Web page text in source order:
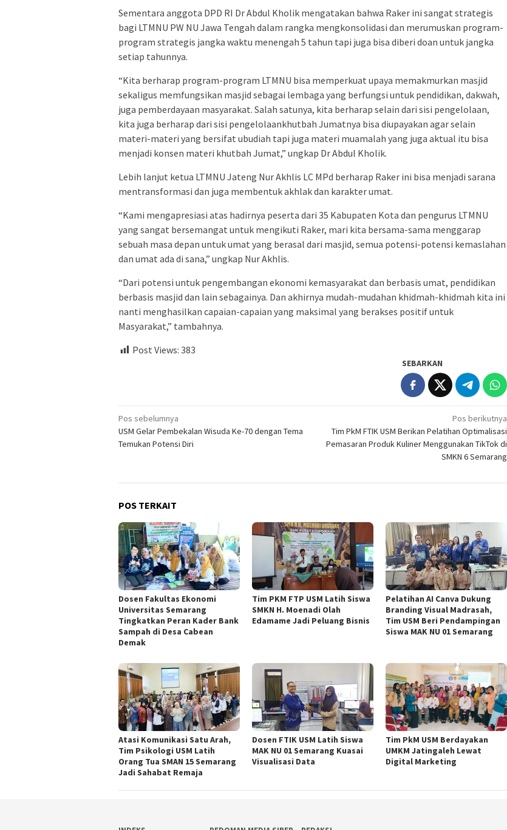
Sementara anggota DPD RI Dr Abdul Kholik mengatakan bahwa Raker ini sangat strategis
bagi LTMNU PW NU Jawa Tengah dalam rangka mengkonsolidasi dan merumuskan program-
program strategis jangka waktu menengah 5 tahun tapi juga bisa diberi doan untuk jangka
setiap tahunnya.
“Kita berharap program-program LTMNU bisa memperkuat upaya memakmurkan masjid
sekaligus memfungsikan masjid sebagai lembaga yang berfungsi untuk pendidikan, dakwah,
juga pemberdayaan masyarakat. Salah satunya, kita berharap selain dari sisi pengelolaan,
kita juga berharap dari sisi pengelolaankhutbah Jumatnya bisa diupayakan agar selain
materi-materi yang bersifat ubudiah tapi juga materi muamalah yang juga aktual itu bisa
menjadi konsen materi khutbah Jumat,” ungkap Dr Abdul Kholik.
Lebih lanjut ketua LTMNU Jateng Nur Akhlis LC MPd berharap Raker ini bisa menjadi sarana
mentransformasi dan juga membentuk akhlak dan karakter umat.
“Kami mengapresiasi atas hadirnya peserta dari 35 Kabupaten Kota dan pengurus LTMNU
yang sangat bersemangat untuk mengikuti Raker, mari kita bersama-sama menggarap
sebuah masa depan untuk umat yang berasal dari masjid, semua potensi-potensi kemaslahan
dan umat ada di sana,” ungkap Nur Akhlis.
“Dari potensi untuk pengembangan ekonomi kemasyarakat dan berbasis umat, pendidikan
berbasis masjid dan lain sebagainya. Dan akhirnya mudah-mudahan khidmah-khidmah kita ini
nanti menghasilkan capaian-capaian yang maksimal yang berakses positif untuk
Masyarakat,” tambahnya.
Post Views: 383
SEBARKAN
Navigasi
pos
Pos sebelumnya
USM Gelar Pembekalan Wisuda Ke-70 dengan Tema
Temukan Potensi Diri
Pos berikutnya
Tim PkM FTIK USM Berikan Pelatihan Optimalisasi
Pemasaran Produk Kuliner Menggunakan TikTok di
SMKN 6 Semarang
POS TERKAIT
Dosen Fakultas Ekonomi
Universitas Semarang
Tingkatkan Peran Kader Bank
Sampah di Desa Cabean
Demak
Tim PKM FTP USM Latih Siswa
SMKN H. Moenadi Olah
Edamame Jadi Peluang Bisnis
Pelatihan AI Canva Dukung
Branding Visual Madrasah,
Tim USM Beri Pendampingan
Siswa MAK NU 01 Semarang
Atasi Komunikasi Satu Arah,
Tim Psikologi USM Latih
Orang Tua SMAN 15 Semarang
Jadi Sahabat Remaja
Dosen FTIK USM Latih Siswa
MAK NU 01 Semarang Kuasai
Visualisasi Data
Tim PkM USM Berdayakan
UMKM Jatingaleh Lewat
Digital Marketing